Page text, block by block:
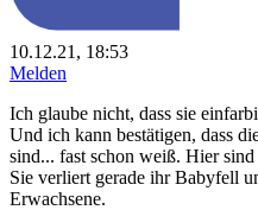
10.12.21, 18:53
Melden
Ich glaube nicht, dass sie
Und ich kann bestätigen, dass
sind... fast schon weiß. Hier
Sie verliert gerade ihr Babyfell
Erwachsene.